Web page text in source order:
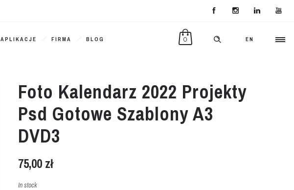
EN
0
APLIKACJE FIRMA BLOG
Foto Kalendarz 2022 Projekty
Psd Gotowe Szablony A3
DVD3
75,00 zł
In stock